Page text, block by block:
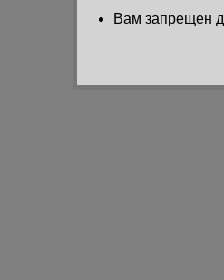
Вам запрещен